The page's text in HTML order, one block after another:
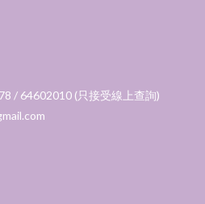
/ 64602010 (只接受線上查詢)